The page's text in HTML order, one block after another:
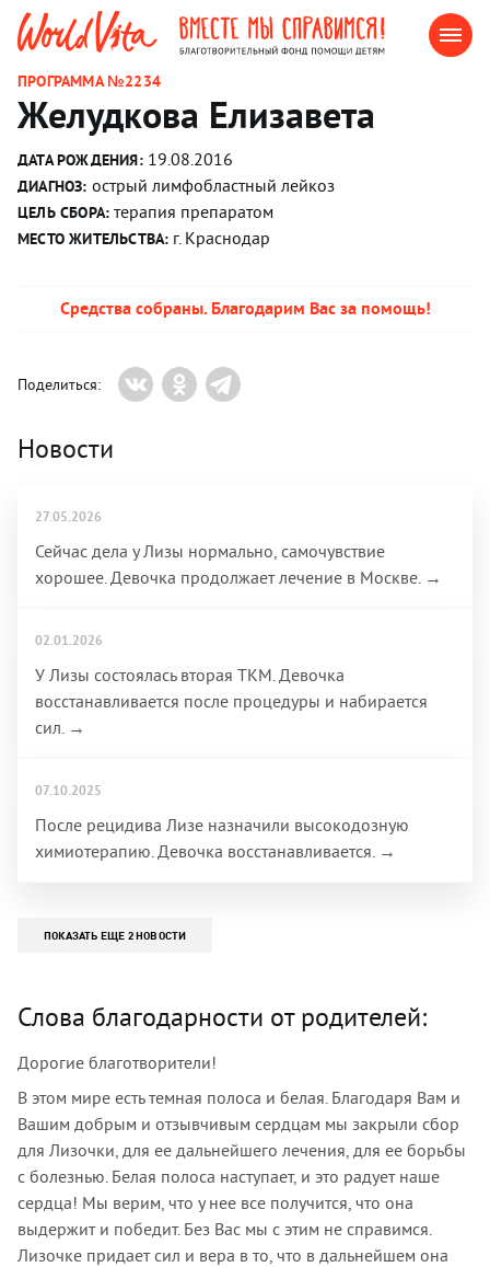
ПРОГРАММА №2234
Желудкова Елизавета
ДАТА РОЖДЕНИЯ:19.08.2016
ДИАГНОЗ: острый лимфобластный лейкоз
ЦЕЛЬ СБОРА: терапия препаратом
МЕСТО ЖИТЕЛЬСТВА: г. Краснодар
Средства собраны. Благодарим Вас за помощь!
Поделиться:
Новости
27.05.2026
Сейчас дела у Лизы нормально, самочувствие
хорошее. Девочка продолжает лечение в Москве. →
02.01.2026
У Лизы состоялась вторая ТКМ. Девочка
восстанавливается после процедуры и набирается
сил. →
07.10.2025
После рецидива Лизе назначили высокодозную
химиотерапию. Девочка восстанавливается. →
ПОКАЗАТЬ ЕЩЕ 2 НОВОСТИ
Слова благодарности от родителей:
Дорогие благотворители!
В этом мире есть темная полоса и белая. Благодаря Вам и
Вашим добрым и отзывчивым сердцам мы закрыли сбор
для Лизочки, для ее дальнейшего лечения, для ее борьбы
с болезнью. Белая полоса наступает, и это радует наше
сердца! Мы верим, что у нее все получится, что она
выдержит и победит. Без Вас мы с этим не справимся.
Лизочке придает сил и вера в то, что в дальнейшем она